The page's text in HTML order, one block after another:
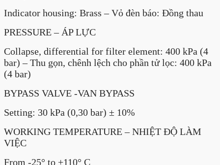
Indicator housing: Brass – Vỏ đèn báo: Đồng thau
PRESSURE – ÁP LỰC
Collapse, differential for filter element: 400 kPa (4
bar) – Thu gọn, chênh lệch cho phần tử lọc: 400 kPa
(4 bar)
BYPASS VALVE -VAN BYPASS
Setting: 30 kPa (0,30 bar) ± 10%
WORKING TEMPERATURE – NHIỆT ĐỘ LÀM
VIỆC
From -25° to +110° C